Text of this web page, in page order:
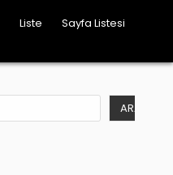
Liste Sayfa Listesi
ARA